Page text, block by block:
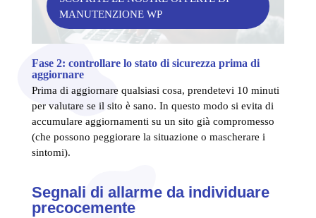
MANUTENZIONE WP
Fase 2: controllare lo stato di sicurezza prima di
aggiornare
Prima di aggiornare qualsiasi cosa, prendetevi 10 minuti
per valutare se il sito è sano. In questo modo si evita di
accumulare aggiornamenti su un sito già compromesso
(che possono peggiorare la situazione o mascherare i
sintomi).
Segnali di allarme da individuare
precocemente